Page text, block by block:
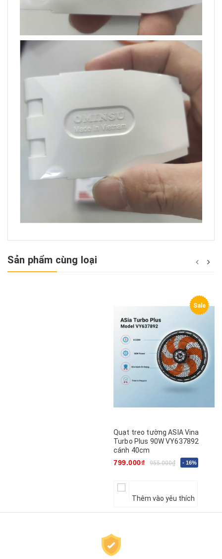
Sản phẩm cùng loại
Sale
Quạt treo tường ASIA Vina
Turbo Plus 90W VY637892
cánh 40cm
799.000₫
955.000₫ - 16%
Thêm vào yêu thích